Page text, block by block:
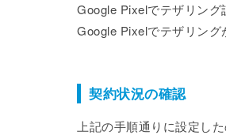
Google Pixelでテザリング
Google Pixelでテザリング
契約状況の確認
上記の手順通りに設定し